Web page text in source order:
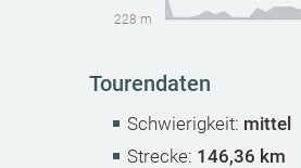
228 m
Tourendaten
Schwierigkeit: mittel
Strecke: 146,36 km